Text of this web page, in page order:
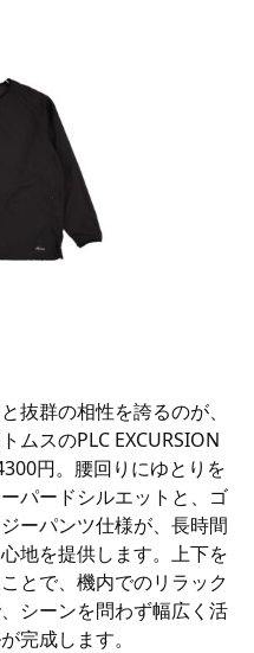
抜群の相性を誇るのが、
ムスのPLC EXCURSION
円。腰回りにゆとりを
パードシルエットと、ゴ
ーパンツ仕様が、長時間
地を提供します。上下を
とで、機内でのリラック
シーンを問わず幅広く活
完成します。